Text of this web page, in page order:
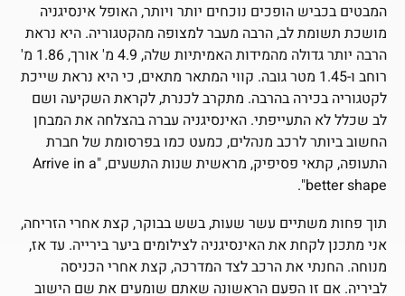
המבטים בכביש הופכים נוכחים יותר ויותר, האופל אינסיגניה
מושכת תשומת לב, הרבה מעבר למצופה מהקטגוריה. היא נראת
הרבה יותר גדולה מהמידות האמיתיות שלה, 4.9 מ' אורך, 1.86 מ'
רוחב ו-1.45 מטר גובה. קווי המתאר מתאים, כי היא נראת שייכת
לקטגוריה בכירה בהרבה. מתקרב לכנרת, לקראת השקיעה ושם
לב שכלל לא התעייפתי. האינסיגניה עברה בהצלחה את המבחן
החשוב ביותר לרכב מנהלים, כמעט כמו בפרסומת של חברת
התעופה, קתאי פסיפיק, מראשית שנות התשעים, "Arrive in a
better shape".
תוך פחות משתיים עשר שעות, בשש בבוקר, קצת אחרי הזריחה,
אני מתכנן לקחת את האינסיגניה לצילומים ביער בירייה. עד אז,
מנוחה. החנתי את הרכב לצד המדרכה, קצת אחרי הכניסה
לביריה. אם זו הפעם הראשונה שאתם שומעים את שם הישוב